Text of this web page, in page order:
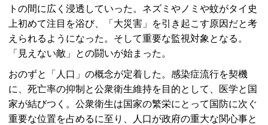
トの間に広く浸透していった。ネズミやノミや蚊がタイ史
上初めて注目を浴び、「大災害」を引き起こす原因だと考
えられるようになった。そして重要な監視対象となる。
「見えない敵」との闘いが始まった。
おのずと「人口」の概念が定着した。感染症流行を契機
に、死亡率の抑制と公衆衛生維持を目的として、医学と国
家が結びつく。公衆衛生は国家の繁栄にとって国防に次ぐ
重要な位置を占めるに至り、人口が政府の重大な関心事と